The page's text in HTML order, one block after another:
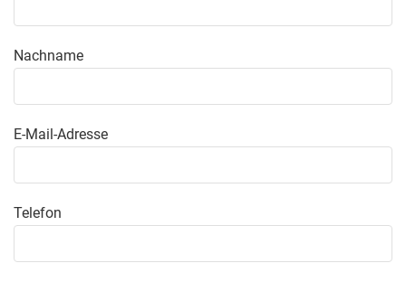
Nachname
E-Mail-Adresse
Telefon